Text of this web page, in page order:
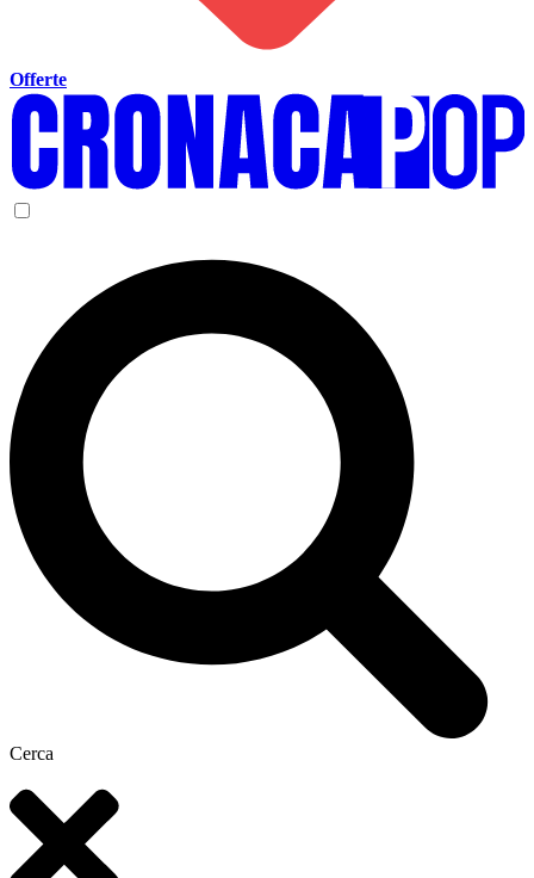
Offerte
Cerca